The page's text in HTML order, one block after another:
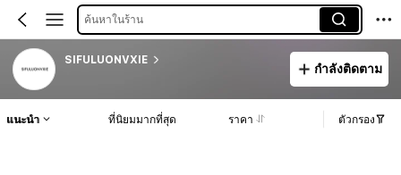
ค้นหาในร้าน
SIFULUONVXIE
กำลังติดตาม
แนะนำ ที่นิยมมากที่สุด ราคา ตัวกรอง